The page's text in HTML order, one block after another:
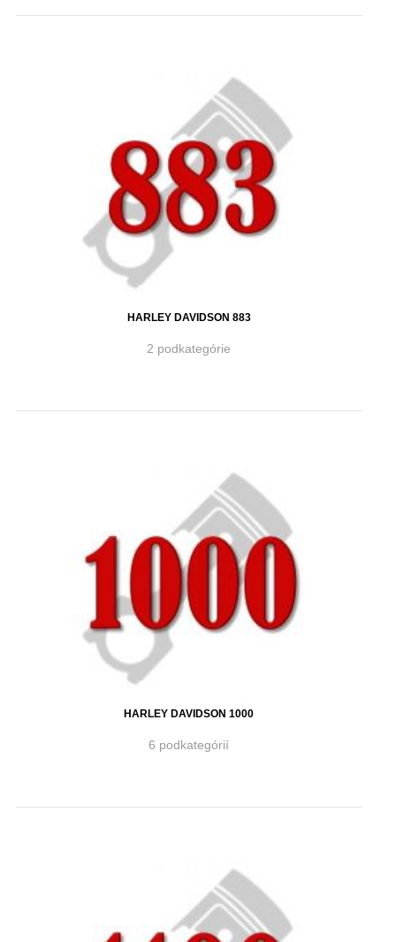
HARLEY DAVIDSON 883
2 podkategórie
HARLEY DAVIDSON 1000
6 podkategórií